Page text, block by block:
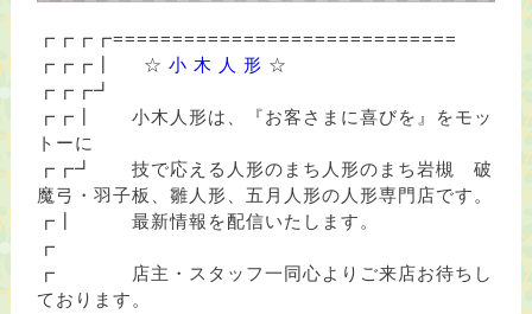
┏┏┏┏=============================
┏┏┏┃
☆ 小 木 人 形 ☆
┏┏┏┛
┏┏┃ 小木人形は、『お客さまに喜びを』をモッ
トーに
┏┏┛ 技で応える人形のまち人形のまち岩槻 破
魔弓・羽子板、雛人形、五月人形の人形専門店です。
┏┃ 最新情報を配信いたします。
┏
┏ 店主・スタッフ一同心よりご来店お待ちし
ております。